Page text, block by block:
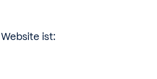
ist: